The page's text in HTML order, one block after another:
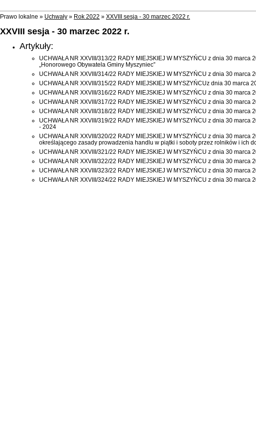
Prawo lokalne » Uchwały » Rok 2022 » XXVIII sesja - 30 marzec 2022 r.
XXVIII sesja - 30 marzec 2022 r.
Artykuły:
UCHWAŁA NR XXVIII/313/22 RADY MIEJSKIEJ W MYSZYŃCU z dnia 30
„Honorowego Obywatela Gminy Myszyniec”
UCHWAŁA NR XXVIII/314/22 RADY MIEJSKIEJ W MYSZYŃCU z dnia 30
UCHWAŁA NR XXVIII/315/22 RADY MIEJSKIEJ W MYSZYŃCUz dnia 30
UCHWAŁA NR XXVIII/316/22 RADY MIEJSKIEJ W MYSZYŃCU z dnia 30
UCHWAŁA NR XXVIII/317/22 RADY MIEJSKIEJ W MYSZYŃCU z dnia 30
UCHWAŁA NR XXVIII/318/22 RADY MIEJSKIEJ W MYSZYŃCU z dnia 30
UCHWAŁA NR XXVIII/319/22 RADY MIEJSKIEJ W MYSZYŃCU z dnia 30
- 2024
UCHWAŁA NR XXVIII/320/22 RADY MIEJSKIEJ W MYSZYŃCU z dnia 30
określającego zasady prowadzenia handlu w piątki i soboty przez rolników i ich
UCHWAŁA NR XXVIII/321/22 RADY MIEJSKIEJ W MYSZYŃCU z dnia 30
UCHWAŁA NR XXVIII/322/22 RADY MIEJSKIEJ W MYSZYŃCU z dnia 30
UCHWAŁA NR XXVIII/323/22 RADY MIEJSKIEJ W MYSZYŃCU z dnia 30
UCHWAŁA NR XXVIII/324/22 RADY MIEJSKIEJ W MYSZYŃCU z dnia 30